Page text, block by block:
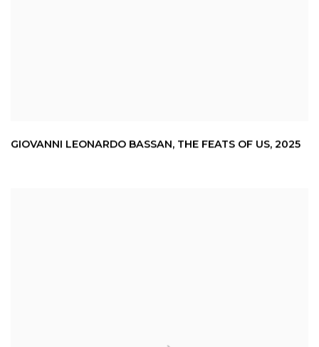
GIOVANNI LEONARDO BASSAN, THE FEATS OF US, 2025